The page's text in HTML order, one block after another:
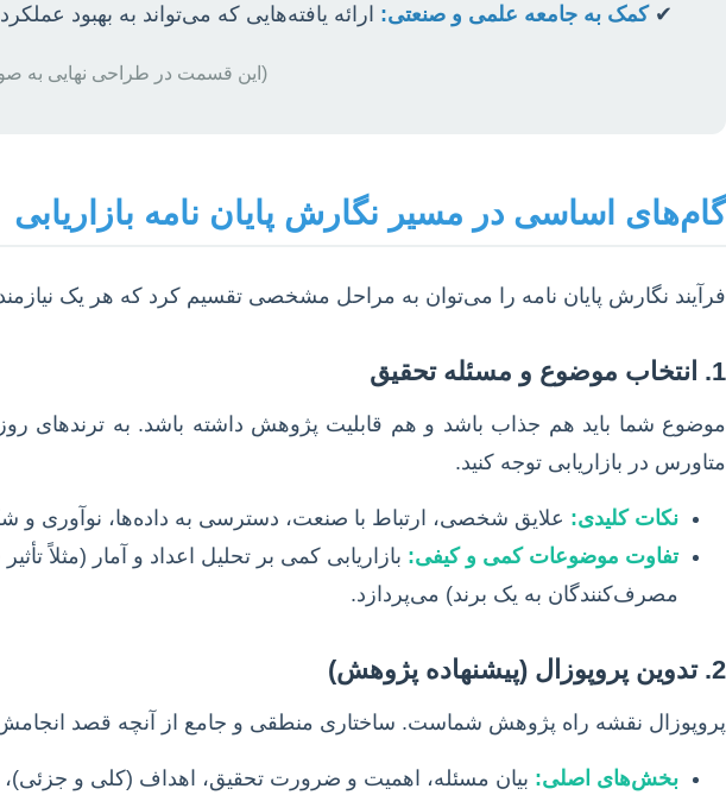
کمک به جامعه علمی و صنعتی: ارائه یافته‌هایی که می‌تواند به بهبود
(این قسمت در طراحی نهایی به
گام‌های اساسی در مسیر نگارش پایان نامه بازاریابی
فرآیند نگارش پایان نامه را می‌توان به مراحل مشخصی تقسیم کرد که هر یک
1. انتخاب موضوع و مسئله تحقیق
موضوع شما باید هم جذاب باشد و هم قابلیت پژوهش داشته باشد. به ترندهای روز
متاورس در بازاریابی توجه کنید.
نکات کلیدی: علایق شخصی، ارتباط با صنعت، دسترسی به داده‌ها، نوآوری و
تفاوت موضوعات کمی و کیفی: بازاریابی کمی بر تحلیل اعداد و آمار (مثلاً
مصرف‌کنندگان به یک برند) می‌پردازد.
2. تدوین پروپوزال (پیشنهاده پژوهش)
پروپوزال نقشه راه پژوهش شماست. ساختاری منطقی و جامع از آنچه قصد انجامش
بخش‌های اصلی: بیان مسئله، اهمیت و ضرورت تحقیق، اهداف (کلی و جزئی)،